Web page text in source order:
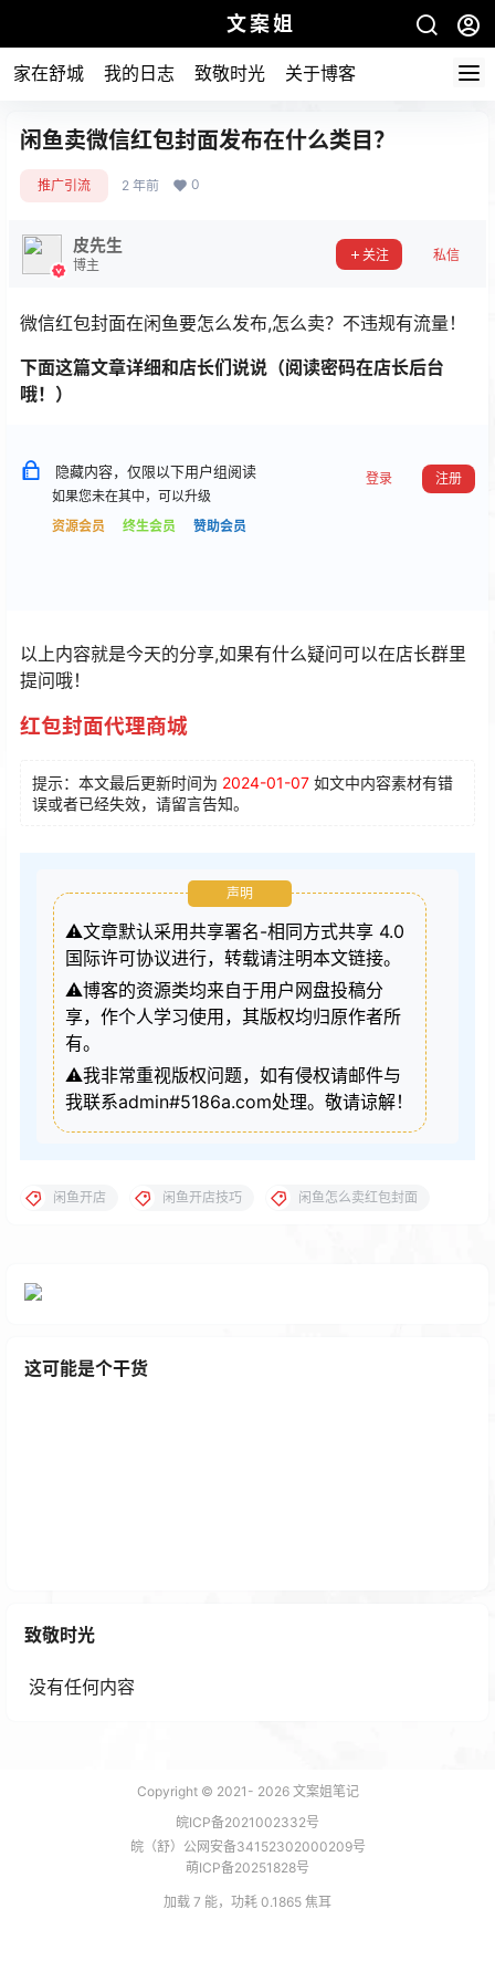
文案姐
家在舒城 我的日志 致敬时光 关于博客
闲鱼卖微信红包封面发布在什么类目？
推广引流 2 年前 0
皮先生
博主
关注 私信
微信红包封面在闲鱼要怎么发布,怎么卖？不违规有流量！
下面这篇文章详细和店长们说说（阅读密码在店长后台
哦！）
隐藏内容，仅限以下用户组阅读
如果您未在其中，可以升级
资源会员
终生会员 赞助会员
登录 注册
以上内容就是今天的分享,如果有什么疑问可以在店长群里
提问哦！
红包封面代理商城
提示：本文最后更新时间为 2024-01-07 如文中内容素材有错
误或者已经失效，请留言告知。
声明
⚠️文章默认采用共享署名-相同方式共享 4.0
国际许可协议进行，转载请注明本文链接。
⚠️博客的资源类均来自于用户网盘投稿分
享，作个人学习使用，其版权均归原作者所
有。
⚠️我非常重视版权问题，如有侵权请邮件与
我联系admin#5186a.com处理。敬请谅解！
闲鱼开店 闲鱼开店技巧 闲鱼怎么卖红包封面
这可能是个干货
致敬时光
没有任何内容
Copyright © 2021- 2026文案姐笔记
皖ICP备2021002332号
皖（舒）公网安备34152302000209号
萌ICP备20251828号
加载 7 能，功耗 0.1865 焦耳